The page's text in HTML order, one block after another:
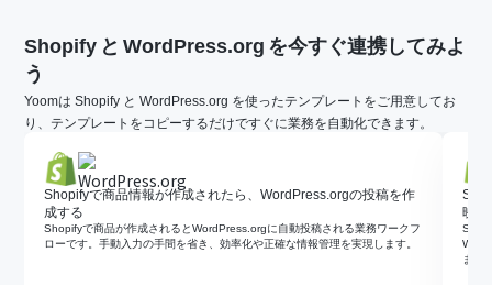
Shopify と WordPress.org を今すぐ連携してみよ
う
Yoomは Shopify と WordPress.org を使ったテンプレートをご用意してお
り、テンプレートをコピーするだけですぐに業務を自動化できます。
Shopifyで商品情報が作成されたら、WordPress.orgの投稿を作
成する
Shopifyで商品が作成されるとWordPress.orgに自動投稿される業務ワークフ
ローです。手動入力の手間を省き、効率化や正確な情報管理を実現します。
映す
ます